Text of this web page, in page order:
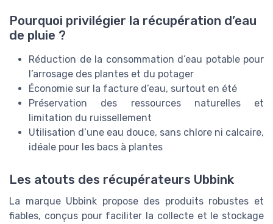
Pourquoi privilégier la récupération d’eau
de pluie ?
Réduction de la consommation d’eau potable pour
l’arrosage des plantes et du potager
Économie sur la facture d’eau, surtout en été
Préservation des ressources naturelles et
limitation du ruissellement
Utilisation d’une eau douce, sans chlore ni calcaire,
idéale pour les bacs à plantes
Les atouts des récupérateurs Ubbink
La marque Ubbink propose des produits robustes et
fiables, conçus pour faciliter la collecte et le stockage